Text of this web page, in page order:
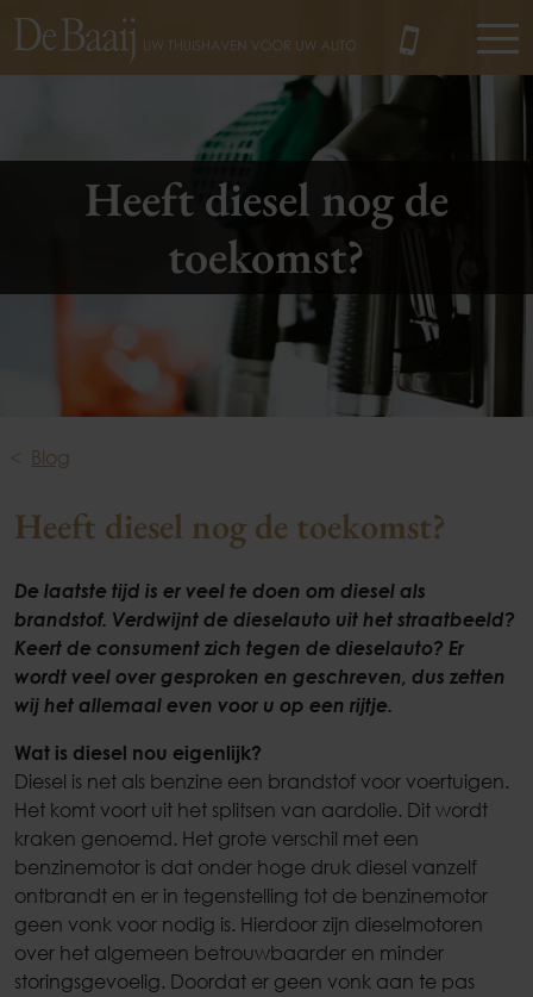
Heeft diesel nog de
toekomst?
Blog
Heeft diesel nog de toekomst?
De laatste tijd is er veel te doen om diesel als
brandstof. Verdwijnt de dieselauto uit het straatbeeld?
Keert de consument zich tegen de dieselauto? Er
wordt veel over gesproken en geschreven, dus zetten
wij het allemaal even voor u op een rijtje.
Wat is diesel nou eigenlijk?
Diesel is net als benzine een brandstof voor voertuigen.
Het komt voort uit het splitsen van aardolie. Dit wordt
kraken genoemd. Het grote verschil met een
benzinemotor is dat onder hoge druk diesel vanzelf
ontbrandt en er in tegenstelling tot de benzinemotor
geen vonk voor nodig is. Hierdoor zijn dieselmotoren
over het algemeen betrouwbaarder en minder
storingsgevoelig. Doordat er geen vonk aan te pas